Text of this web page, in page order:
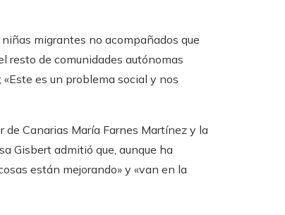
migrantes no acompañados que
resto de comunidades autónomas
es un problema social y nos
de Canarias María Farnes Martínez y la
Gisbert admitió que, aunque ha
están mejorando» y «van en la